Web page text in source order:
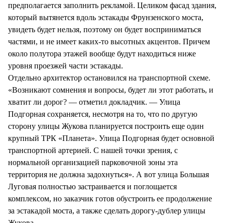
предполагается заполнить рекламой. Целиком фасад здания,
который вытянется вдоль эстакады Фрунзенского моста,
увидеть будет нельзя, поэтому он будет восприниматься
частями, и не имеет каких-то высотных акцентов. Причем
около полутора этажей вообще будут находиться ниже
уровня проезжей части эстакады.
Отдельно архитектор остановился на транспортной схеме.
«Возникают сомнения и вопросы, будет ли этот работать, и
хватит ли дорог? — отметил докладчик. — Улица
Подгорная сохраняется, несмотря на то, что по другую
сторону улицы Жукова планируется построить еще один
крупный ТРК «Планета». Улица Подгорная будет основной
транспортной артерией. С нашей точки зрения, с
нормальной организацией парковочной зоны эта
территория не должна задохнуться». А вот улица Большая
Луговая полностью застраивается и поглощается
комплексом, но заказчик готов обустроить ее продолжение
за эстакадой моста, а также сделать дорогу-дублер улицы